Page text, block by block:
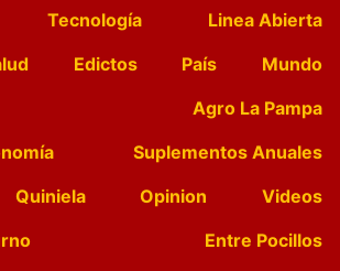
Tecnología
Linea Abierta
Edictos País
Mundo
Agro La Pampa
Suplementos Anuales
Quiniela Opinion
Videos
Entre Pocillos